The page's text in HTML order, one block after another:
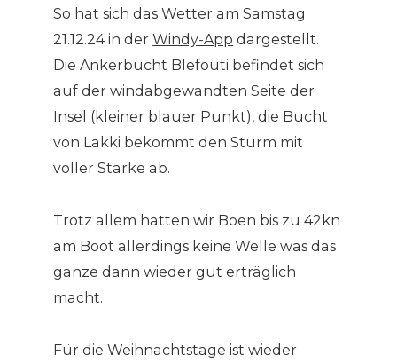
So hat sich das Wetter am Samstag
21.12.24 in derWindy-App dargestellt.
Die Ankerbucht Blefouti befindet sich
auf der windabgewandten Seite der
Insel (kleiner blauer Punkt), die Bucht
von Lakki bekommt den Sturm mit
voller Starke ab.
Trotz allem hatten wir Boen bis zu 42kn
am Boot allerdings keine Welle was das
ganze dann wieder gut erträglich
macht.
Für die Weihnachtstage ist wieder